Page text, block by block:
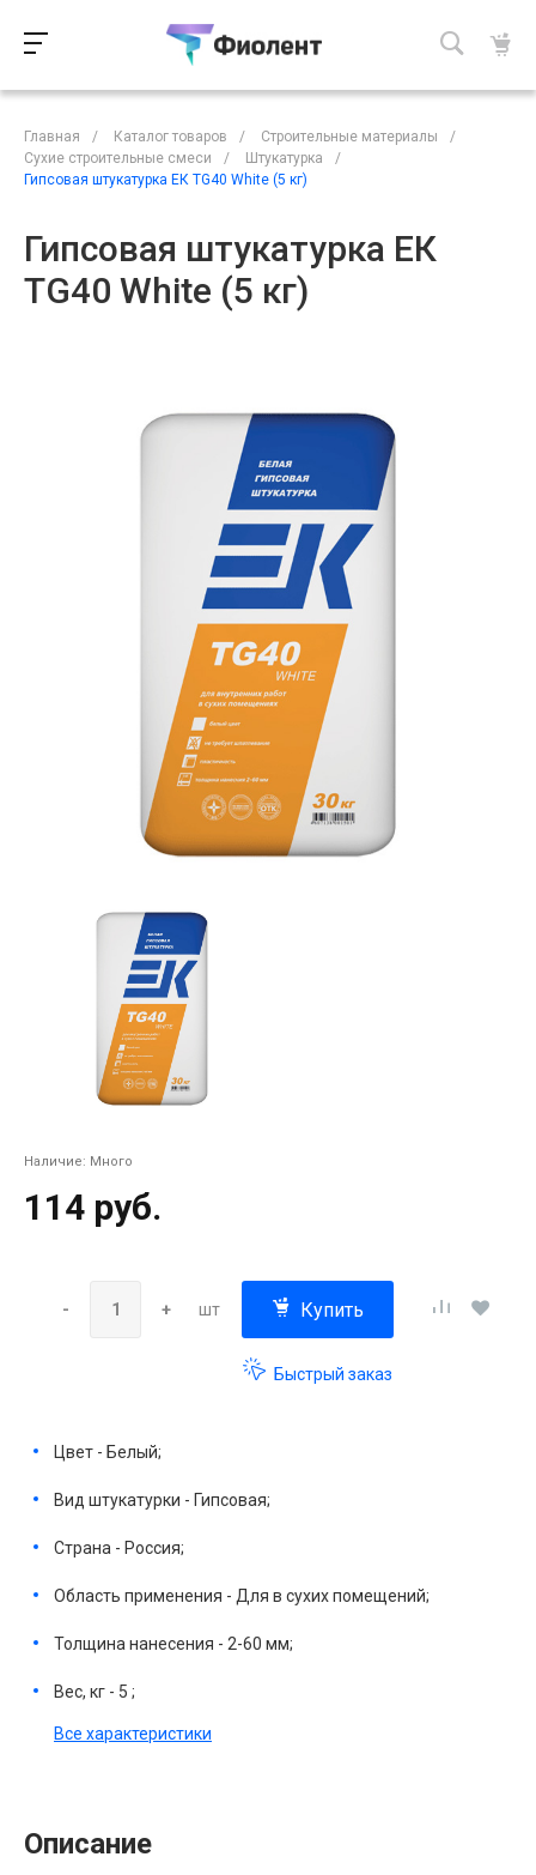
Главная / Каталог товаров / Строительные материалы
/
Сухие строительные смеси
/ Штукатурка
/
Гипсовая штукатурка ЕК TG40 White (5 кг)
Гипсовая штукатурка ЕК
TG40 White (5 кг)
Наличие: Много
114 руб.
- + шт Купить
Быстрый заказ
Цвет - Белый;
Вид штукатурки - Гипсовая;
Страна - Россия;
Область применения - Для в сухих помещений;
Толщина нанесения - 2-60 мм;
Вес, кг - 5 ;
Все характеристики
Описание